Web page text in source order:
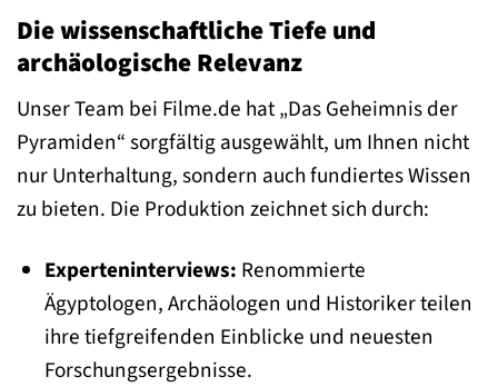
Die wissenschaftliche Tiefe und
archäologische Relevanz
Unser Team bei Filme.de hat „Das Geheimnis der
Pyramiden“ sorgfältig ausgewählt, um Ihnen nicht
nur Unterhaltung, sondern auch fundiertes Wissen
zu bieten. Die Produktion zeichnet sich durch:
Experteninterviews: Renommierte
Ägyptologen, Archäologen und Historiker teilen
ihre tiefgreifenden Einblicke und neuesten
Forschungsergebnisse.